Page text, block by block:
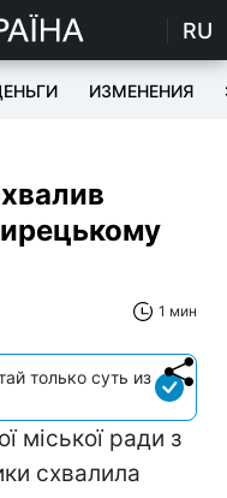
RU
ИЗМЕНЕНИЯ
1 мин
только суть из
міської ради з
схвалила